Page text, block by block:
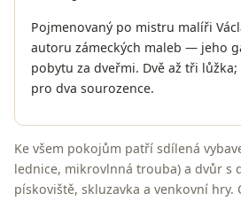
Pojmenovaný po mistru malíři
autoru zámeckých maleb — jeho
pobytu za dveřmi. Dvě až tři
pro dva sourozence.
Ke všem pokojům patří sdílená
lednice, mikrovlnná trouba) a dvůr s
pískoviště, skluzavka a venkovní hry.